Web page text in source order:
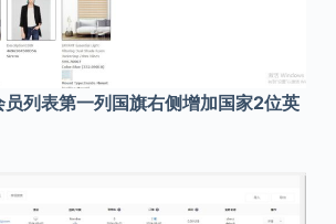
列表第一列国旗右侧增加国家2位英